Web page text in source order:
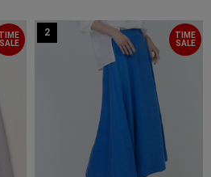
TIME
SALE
TIME
SALE
2